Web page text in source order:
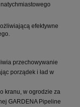
efektywne
przechowywanie
porządek i ład w
kranu, w ogrodzie za
GARDENA Pipeline